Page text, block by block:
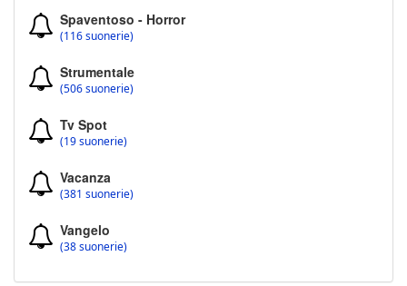
Spaventoso - Horror
(116 suonerie)
Strumentale
(506 suonerie)
Tv Spot
(19 suonerie)
Vacanza
(381 suonerie)
Vangelo
(38 suonerie)